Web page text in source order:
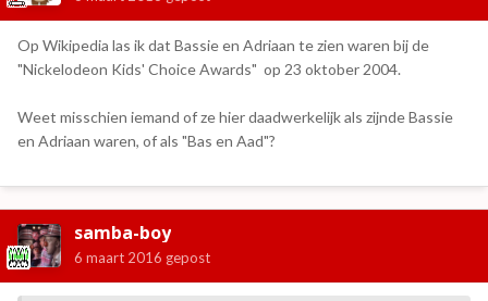
Op Wikipedia las ik dat Bassie en Adriaan te zien waren bij de
"Nickelodeon Kids' Choice Awards" op 23 oktober 2004.
Weet misschien iemand of ze hier daadwerkelijk als zijnde Bassie
en Adriaan waren, of als "Bas en Aad"?
samba-boy
6 maart 2016 gepost